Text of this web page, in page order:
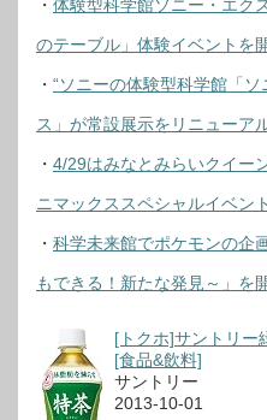
・ 体験型科学館ソニー・エク
のテーブル」体験イベントを
・ “ソニーの体験型科学館「
ス」が常設展示をリニューア
・ 4/29はみなとみらいクイー
ニマックススペシャルイベント
・ 科学未来館でポケモンの企
もできる！新たな発見～」を
[トクホ]サントリー
[食品&飲料]
サントリー
2013-10-01